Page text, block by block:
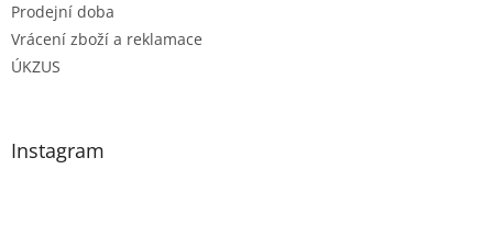
Prodejní doba
Vrácení zboží a reklamace
ÚKZUS
Instagram